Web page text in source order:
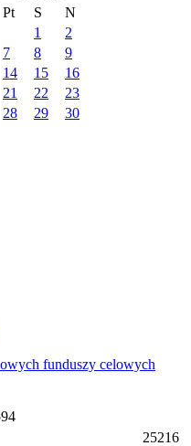
Pt S
N
1
2
7 8
9
14 15
16
21 22
23
28 29
30
funduszy celowych
94
25216